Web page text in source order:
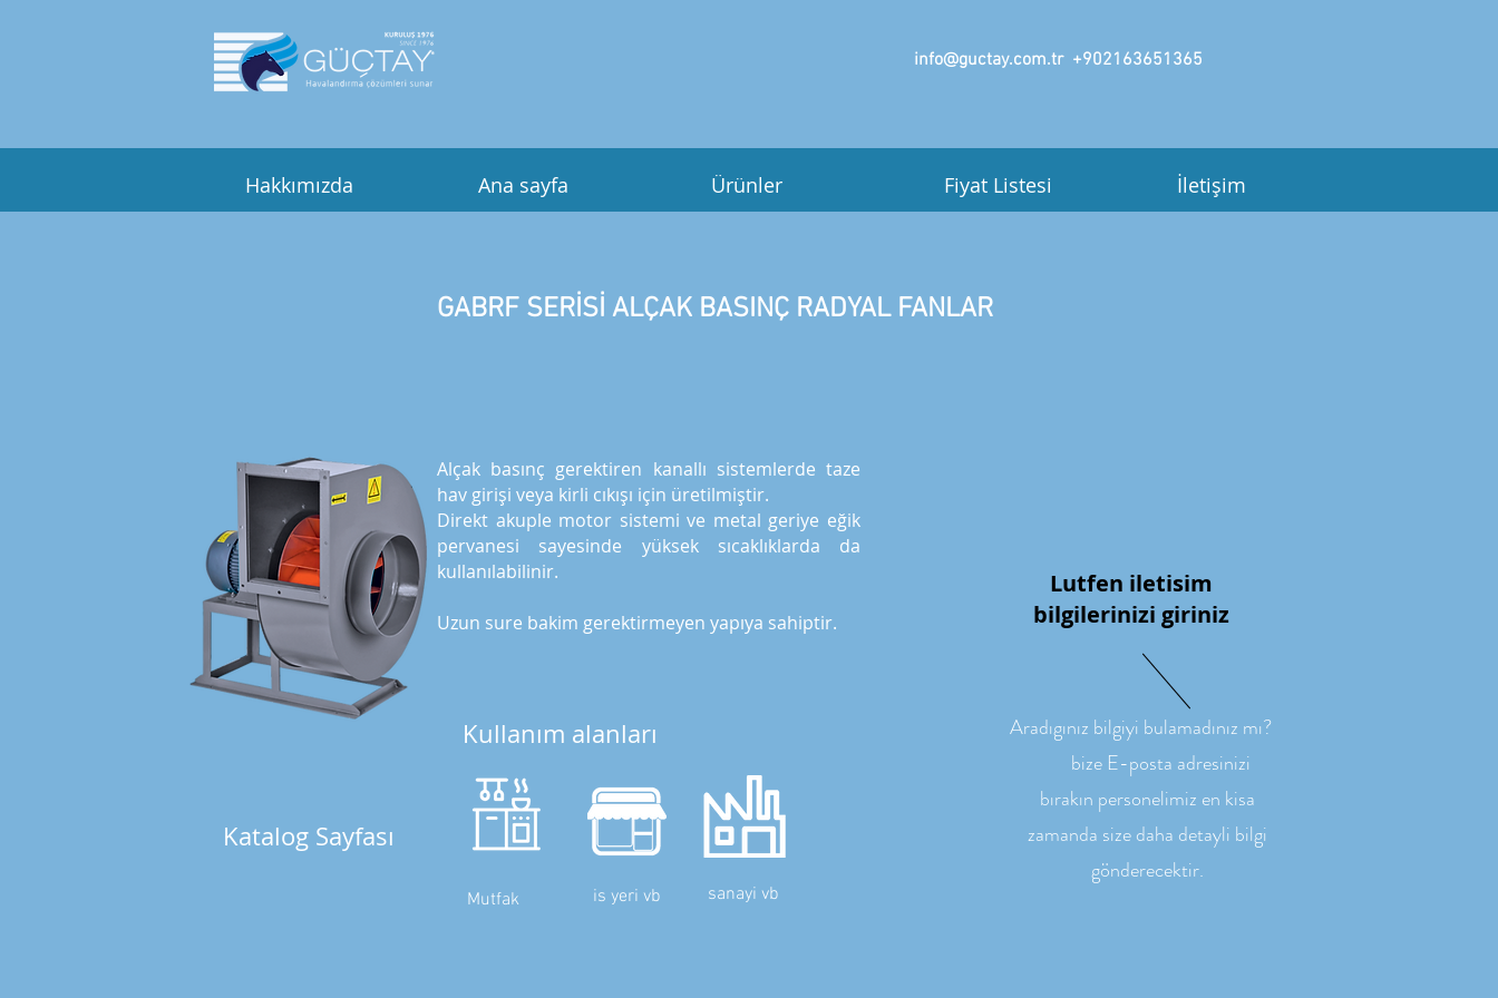
info@guctay.com.tr+902163651365
Hakkımızda Ana sayfa Ürünler Fiyat Listesi İletişim
GABRF SERİSİ ALÇAK BASINÇ RADYAL FANLAR
Alçak basınç gerektiren kanallı sistemlerde taze
hav girişi veya kirli cıkışı için üretilmiştir.
Direkt akuple motor sistemi ve metal geriye eğik
pervanesi sayesinde yüksek sıcaklıklarda da
kullanılabilinir.
Uzun sure bakim gerektirmeyen yapıya sahiptir.
Kullanım alanları
Katalog Sayfası
Mutfak is yeri vb sanayi vb
Lutfen iletisim
bilgilerinizi giriniz
Aradıgınız bilgiyi bulamadınız mı?
bize E-posta adresinizi
bırakın personelimiz en kisa
zamanda size daha detayli bilgi
gönderecektir.